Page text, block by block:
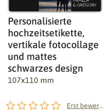
Personalisierte
hochzeitsetikette,
vertikale fotocollage
und mattes
schwarzes design
107x110 mm
Erst bewerten!